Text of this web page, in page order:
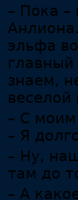
– Пока
эльфа
знаем,
– С
– Я
– Ну,
там до
– А